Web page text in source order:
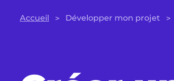
Accueil Développer mon projet